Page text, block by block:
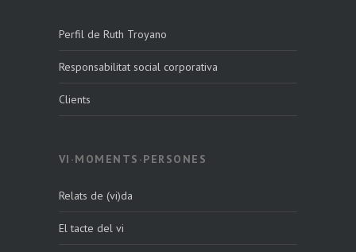
Perfil de Ruth Troyano
Responsabilitat social corporativa
Clients
VI·MOMENTS·PERSONES
Relats de (vi)da
El tacte del vi